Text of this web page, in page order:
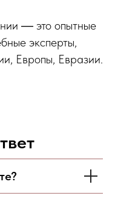
― это опытные
эксперты,
Европы, Евразии.